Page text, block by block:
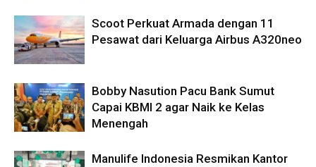
Scoot Perkuat Armada dengan 11
Pesawat dari Keluarga Airbus A320neo
Bobby Nasution Pacu Bank Sumut
Capai KBMI 2 agar Naik ke Kelas
Menengah
Manulife Indonesia Resmikan Kantor